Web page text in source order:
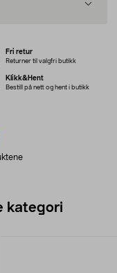
Fri retur
Returner til valgfri butikk
Klikk&Hent
Bestill på nett og hent i butikk
kategori